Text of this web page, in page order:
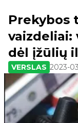
Prekybos
vaizdeliai:
dėl įžūlių
VERSLAS 2023-